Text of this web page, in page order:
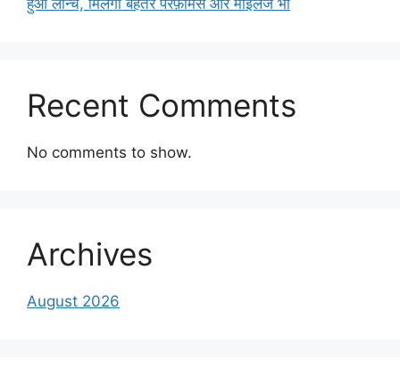
हुआ लॉन्च, मिलेगा बेहतर परफ़ॉर्मेंस और माइलेज भी
Recent Comments
No comments to show.
Archives
August 2026